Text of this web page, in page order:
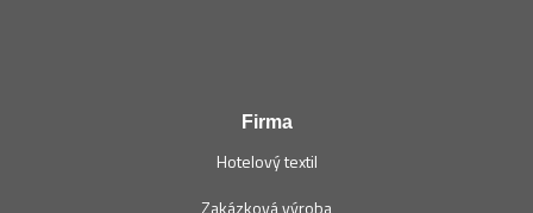
Firma
Hotelový textil
Zakázková výroba